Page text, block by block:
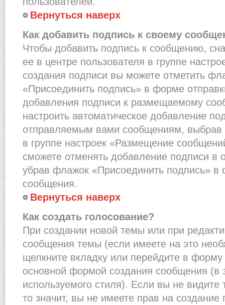
Вернуться наверх
Как добавить подпись к своему
Чтобы добавить подпись к сообщению,
ее в центре пользователя в группе
создания подписи вы можете отметить
«Присоединить подпись» в форме
добавления подписи к размещаемому
настроить автоматическое добавление
отправляемым вами сообщениям, выбрав
в группе настроек «Размещение
сможете отменять добавление подписи в
убрав флажок «Присоединить подпись» в
сообщения.
Вернуться наверх
Как создать голосование?
При создании новой темы или при
сообщения темы (если имеете на это
щелкните вкладку или перейдите в
основной формой создания сообщения (в
используемого стиля). Если вы не
то значит, вы не имеете прав на создание